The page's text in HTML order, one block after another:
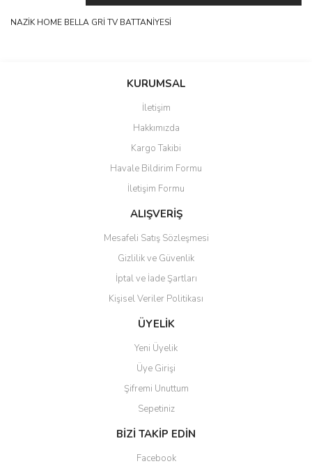
NAZİK HOME BELLA GRİ TV BATTANİYESİ
Bu ürüne ilk yorumu siz yapın!
Ürün resmi kalitesiz, bozuk veya görüntülenemiyor.
Ürün açıklamasında eksik bilgiler bulunuyor.
Ürün bilgilerinde hatalar bulunuyor.
Ürün fiyatı diğer sitelerden daha pahalı.
Bu ürüne benzer farklı alternatifler olmalı.
Gönder
KURUMSAL
İletişim
Hakkımızda
Kargo Takibi
Havale Bildirim Formu
İletişim Formu
ALIŞVERİŞ
Mesafeli Satış Sözleşmesi
Gizlilik ve Güvenlik
İptal ve İade Şartları
Kişisel Veriler Politikası
ÜYELİK
Yeni Üyelik
Üye Girişi
Şifremi Unuttum
Sepetiniz
BİZİ TAKİP EDİN
Facebook